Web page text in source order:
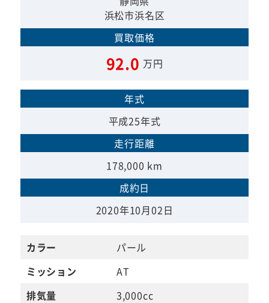
浜松市浜名区
買取価格
92.0 万円
年式
平成25年式
走行距離
178,000 km
成約日
2020年10月02日
カラー
パール
ミッション
AT
排気量
3,000cc